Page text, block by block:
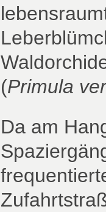
(Primula
Da am